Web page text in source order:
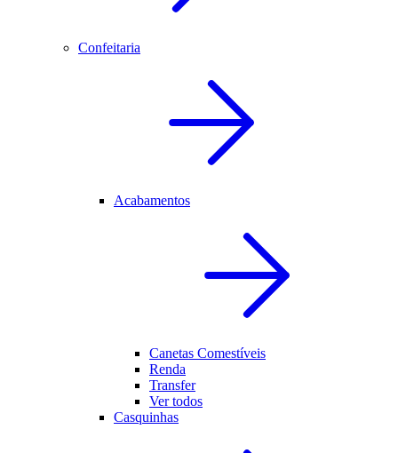
Confeitaria
Acabamentos
Canetas Comestíveis
Renda
Transfer
Ver todos
Casquinhas